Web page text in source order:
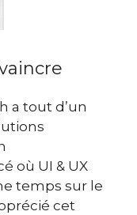
a tout d’un
où UI & UX
temps sur le
cet